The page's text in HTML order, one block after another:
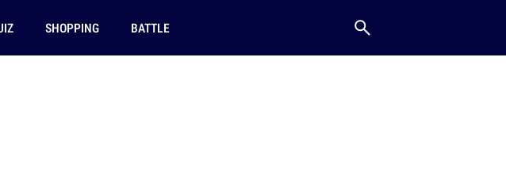
SHOPPING BATTLE